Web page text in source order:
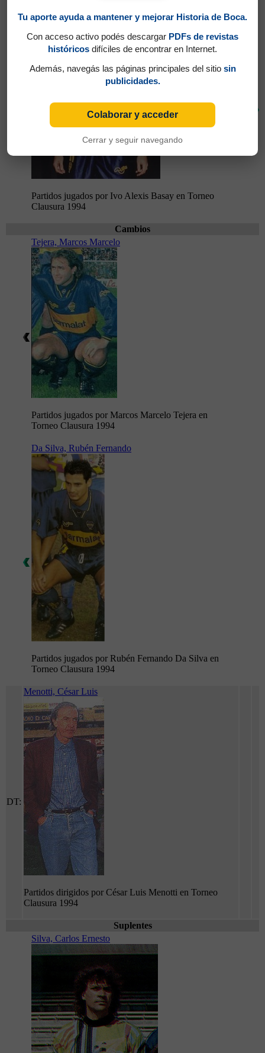
Partidos jugados por Ivo Alexis Basay en Torneo
Clausura 1994
Cambios
Tejera, Marcos Marcelo
Partidos jugados por Marcos Marcelo Tejera en
Torneo Clausura 1994
Da Silva, Rubén Fernando
Partidos jugados por Rubén Fernando Da Silva en
Torneo Clausura 1994
DT:
Menotti, César Luis
Partidos dirigidos por César Luis Menotti en Torneo
Clausura 1994
Suplentes
Silva, Carlos Ernesto
Tu aporte ayuda a mantener y mejorar Historia de Boca.
Con acceso activo podés descargar PDFs de revistas
históricos difíciles de encontrar en Internet.
Además, navegás las páginas principales del sitio sin
publicidades.
Colaborar y acceder
Cerrar y seguir navegando